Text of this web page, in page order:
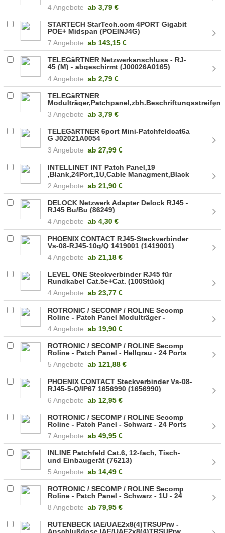
4 Angebote ab 3,79 €
STARTECH StarTech.com 4PORT Gigabit
POE+ Midspan (POEINJ4G)
7 Angebote ab 143,15 €
TELEGäRTNER Netzwerkanschluss - RJ-
45 (M) - abgeschirmt (J00026A0165)
4 Angebote ab 2,79 €
TELEGäRTNER
Modulträger,Patchpanel,zbh.Beschriftungsstreifen
3 Angebote ab 3,79 €
TELEGäRTNER 6port Mini-Patchfeldcat6a
G J02021A0054
3 Angebote ab 27,99 €
INTELLINET INT Patch Panel,19
,Blank,24Port,1U,Cable Managment,Black
2 Angebote ab 21,90 €
DELOCK Netzwerk Adapter Delock RJ45 -
RJ45 Bu/Bu (86249)
4 Angebote ab4,30 €
PHOENIX CONTACT RJ45-Steckverbinder
Vs-08-RJ45-10g/Q 1419001 (1419001)
4 Angebote ab 21,18 €
LEVEL ONE Steckverbinder RJ45 für
Rundkabel Cat.5e+Cat. (100Stück)
4 Angebote ab 23,77 €
ROTRONIC / SECOMP / ROLINE Secomp
Roline - Patch Panel Modulträger -
4 Angebote ab 19,90 €
ROTRONIC / SECOMP / ROLINE Secomp
Roline - Patch Panel - Hellgrau - 24 Ports
5 Angebote ab 121,88 €
PHOENIX CONTACT Steckverbinder Vs-08-
RJ45-5-Q/IP67 1656990 (1656990)
6 Angebote ab 12,95 €
ROTRONIC / SECOMP / ROLINE Secomp
Roline - Patch Panel - Schwarz - 24 Ports
7 Angebote ab49,95 €
INLINE Patchfeld Cat.6, 12-fach, Tisch-
und Einbaugerät (76213)
5 Angebote ab 14,49 €
ROTRONIC / SECOMP / ROLINE Secomp
Roline - Patch Panel - Schwarz - 1U - 24
8 Angebote ab 79,95 €
RUTENBECK IAE/UAE2x8(4)TRSUPrw -
Anschlußdose IAE/UAE2x8(4)TRSUPrw